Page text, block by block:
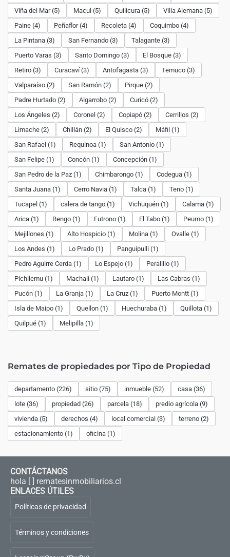
Viña del Mar (5)
Macul (5) Quilicura (5)
Villa Alemana (5)
Paine (4)
Peñaflor (4) Recoleta (4)
Coquimbo (4)
La Pintana (3)
San Fernando (3)
Talagante (3)
Puerto Varas (3)
Santo Domingo (3)
El Bosque (3)
Retiro (3)
Curacaví (3) Antofagasta (3)
Temuco (3)
Valparaíso (2)
San Ramón (2)
Pirque (2)
Padre Hurtado (2)
Algarrobo (2)
Curicó (2)
Los Ángeles (2)
Coronel (2) Copiapó (2)
Cerrillos (2)
Limache (2)
Chillán (2) El Quisco (2)
Máfil (1)
San Rafael (1)
Requinoa (1)
San Antonio (1)
San Felipe (1)
Concón (1)
Concepción (1)
San Pedro de la Paz (1)
Chimbarongo (1)
Codegua (1)
Santa Juana (1)
Cerro Navia (1) Talca (1)
Teno (1)
Tucapel (1)
calera de tango (1) Vichuquén (1)
Calama (1)
Arica (1)
Rengo (1) Futrono (1) El Tabo (1)
Peumo (1)
Mejillones (1)
Alto Hospicio (1) Molina (1)
Ovalle (1)
Los Andes (1)
Lo Prado (1)
Panguipulli (1)
Pedro Aguirre Cerda (1)
Lo Espejo (1)
Peralillo (1)
Pichilemu (1)
Machalí (1) Lautaro (1)
Las Cabras (1)
Pucón (1)
La Granja (1) La Cruz (1)
Puerto Montt (1)
Isla de Maipo (1)
Quellon (1) Huechuraba (1)
Quillota (1)
Quilpué (1)
Melipilla (1)
Remates de propiedades por Tipo de Propiedad
departamento (226) sitio (75) inmueble (52)
casa (36)
lote (36)
propiedad (26) parcela (18)
predio agrícola (9)
vivienda (5)
derechos (4) local comercial (3)
terreno (2)
estacionamiento (1)
oficina (1)
CONTÁCTANOS
hola [ ] rematesinmobiliarios.cl
ENLACES ÚTILES
Políticas de privacidad
Términos y condiciones